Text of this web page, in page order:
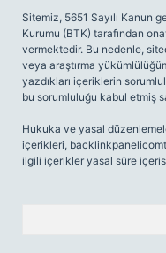
Sitemiz, 5651 Sayılı Kanun
Kurumu (BTK) tarafından
vermektedir. Bu nedenle,
veya araştırma
yazdıkları içeriklerin
bu sorumluluğu kabul etmiş
Hukuka ve yasal
içerikleri,
ilgili içerikler yasal süre